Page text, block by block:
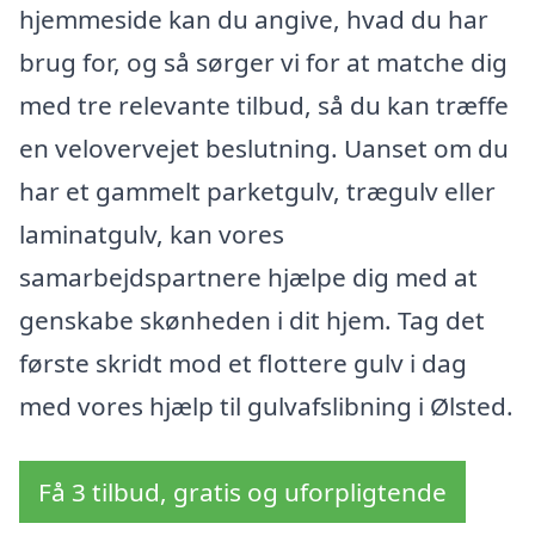
hjemmeside kan du angive, hvad du har
brug for, og så sørger vi for at matche dig
med tre relevante tilbud, så du kan træffe
en velovervejet beslutning. Uanset om du
har et gammelt parketgulv, trægulv eller
laminatgulv, kan vores
samarbejdspartnere hjælpe dig med at
genskabe skønheden i dit hjem. Tag det
første skridt mod et flottere gulv i dag
med vores hjælp til gulvafslibning i Ølsted.
Få 3 tilbud, gratis og uforpligtende